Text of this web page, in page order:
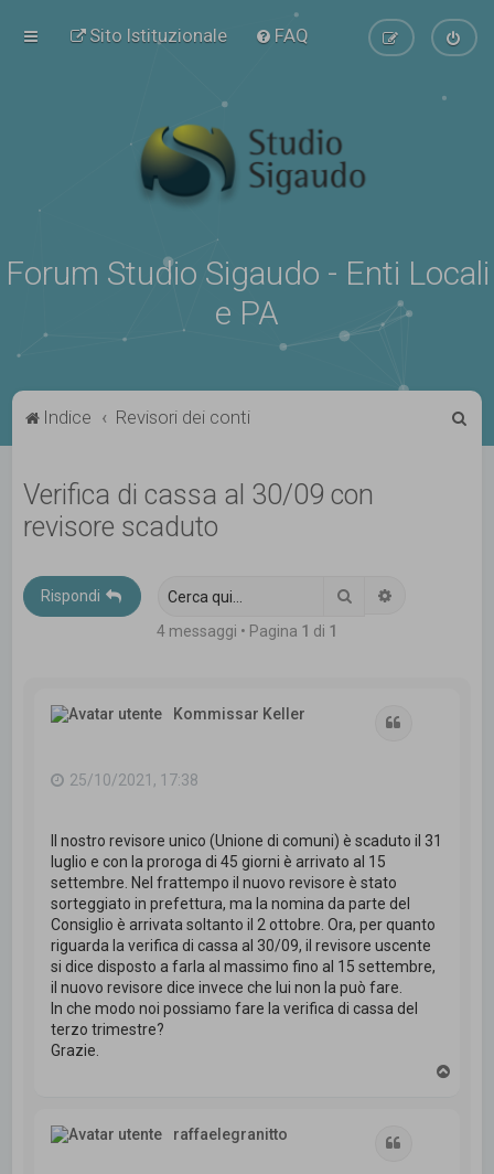
Sito Istituzionale FAQ
Forum Studio Sigaudo - Enti Locali
e PA
Indice Revisori dei conti
Verifica di cassa al 30/09 con
revisore scaduto
Rispondi Cerca
4 messaggi • Pagina 1 di 1
Kommissar Keller
25/10/2021, 17:38
Il nostro revisore unico (Unione di comuni) è scaduto il 31
luglio e con la proroga di 45 giorni è arrivato al 15
settembre. Nel frattempo il nuovo revisore è stato
sorteggiato in prefettura, ma la nomina da parte del
Consiglio è arrivata soltanto il 2 ottobre. Ora, per quanto
riguarda la verifica di cassa al 30/09, il revisore uscente
si dice disposto a farla al massimo fino al 15 settembre,
il nuovo revisore dice invece che lui non la può fare.
In che modo noi possiamo fare la verifica di cassa del
terzo trimestre?
Grazie.
raffaelegranitto